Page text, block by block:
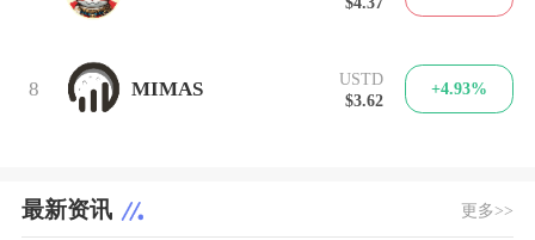
8 MIMAS
USTD
$3.62
+4.93%
最新资讯 更多>>